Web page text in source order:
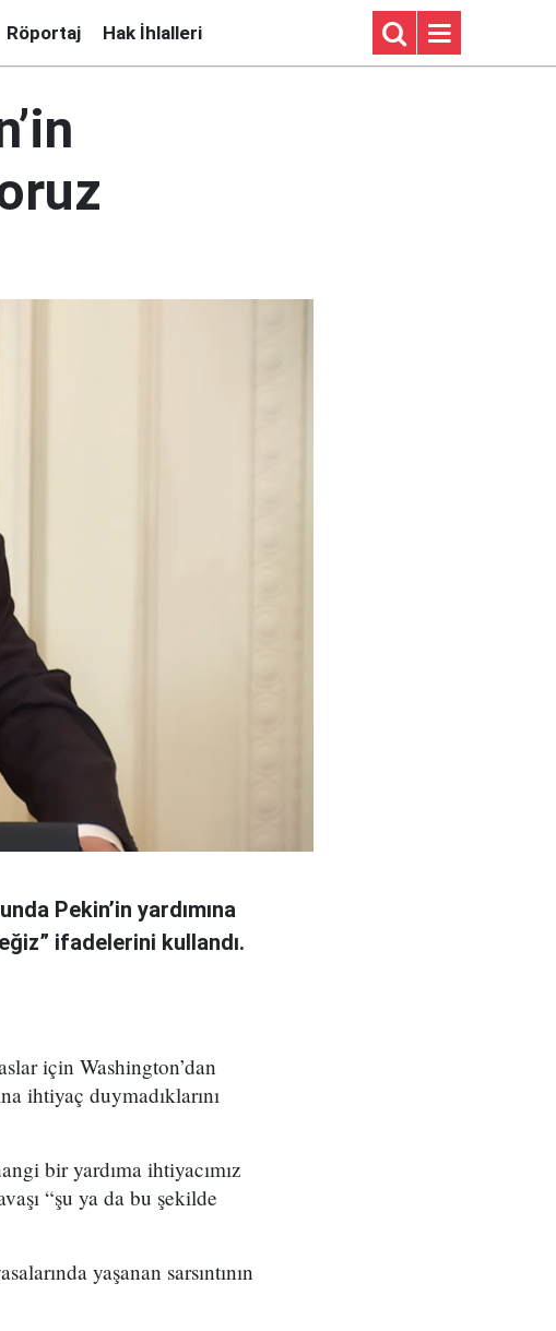
Röportaj Hak İhlalleri
Pekin’in yardımına
ifadelerini kullandı.
için Washington’dan
ihtiyaç duymadıklarını
bir yardıma ihtiyacımız
“şu ya da bu şekilde
yaşanan sarsıntının